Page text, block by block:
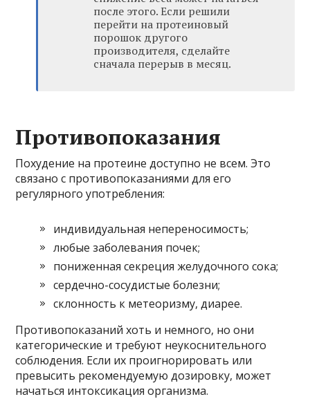
после этого. Если решили
перейти на протеиновый
порошок другого
производителя, сделайте
сначала перерыв в месяц.
Противопоказания
Похудение на протеине доступно не всем. Это
связано с противопоказаниями для его
регулярного употребления:
индивидуальная непереносимость;
любые заболевания почек;
пониженная секреция желудочного сока;
сердечно-сосудистые болезни;
склонность к метеоризму, диарее.
Противопоказаний хоть и немного, но они
категорические и требуют неукоснительного
соблюдения. Если их проигнорировать или
превысить рекомендуемую дозировку, может
начаться интоксикация организма.